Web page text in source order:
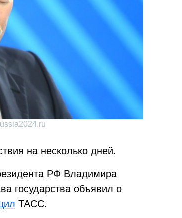
на несколько дней.
РФ Владимира
государства объявил о
ТАСС.